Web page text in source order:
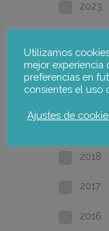
2023
2021
2020
2018
2017
2016
Utilizamos
mejor experiencia
preferencias en
consientes el uso
Ajustes de